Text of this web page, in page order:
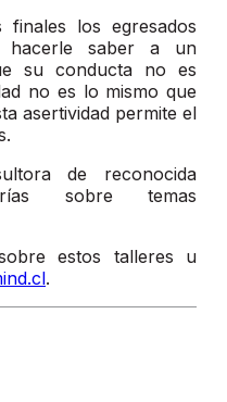
los egresados
hacerle saber a un
su conducta no es
no es lo mismo que
asertividad permite el
de reconocida
sobre temas
estos talleres u
.